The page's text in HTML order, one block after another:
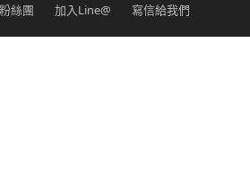
絲團 加入Line@ 寫信給我們